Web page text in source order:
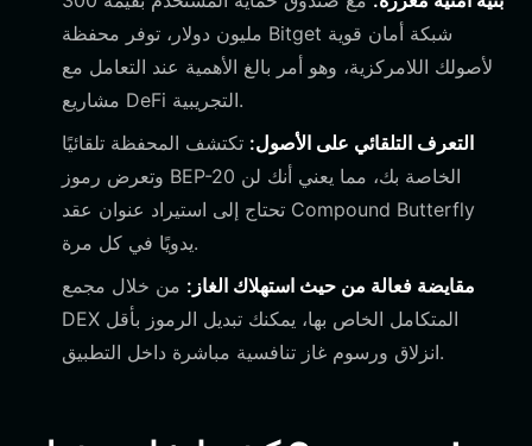
مليون دولار، توفر محفظة Bitget شبكة أمان قوية
لأصولك اللامركزية، وهو أمر بالغ الأهمية عند التعامل مع
مشاريع DeFi التجريبية.
التعرف التلقائي على الأصول: تكتشف المحفظة تلقائيًا
وتعرض رموز BEP-20 الخاصة بك، مما يعني أنك لن
تحتاج إلى استيراد عنوان عقد Compound Butterfly
يدويًا في كل مرة.
مقايضة فعالة من حيث استهلاك الغاز: من خلال مجمع
DEX المتكامل الخاص بها، يمكنك تبديل الرموز بأقل
انزلاق ورسوم غاز تنافسية مباشرة داخل التطبيق.